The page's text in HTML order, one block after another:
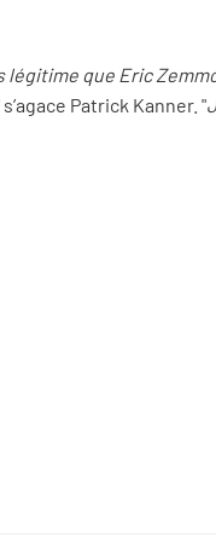
que Eric
s’agace Patrick Kanner. "